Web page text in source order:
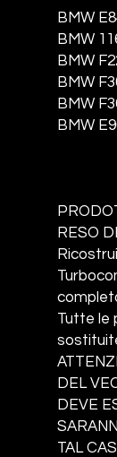
BMW
BMW
BMW
BMW
BMW
BMW
RESO
Tutte le
DEL
DEVE
TAL